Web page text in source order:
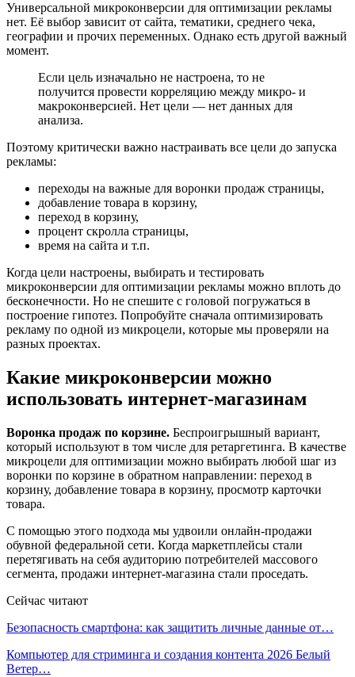
Универсальной микроконверсии для оптимизации рекламы
нет. Её выбор зависит от сайта, тематики, среднего чека,
географии и прочих переменных. Однако есть другой важный
момент.
Если цель изначально не настроена, то не
получится провести корреляцию между микро- и
макроконверсией. Нет цели — нет данных для
анализа.
Поэтому критически важно настраивать все цели до запуска
рекламы:
переходы на важные для воронки продаж страницы,
добавление товара в корзину,
переход в корзину,
процент скролла страницы,
время на сайта и т.п.
Когда цели настроены, выбирать и тестировать
микроконверсии для оптимизации рекламы можно вплоть до
бесконечности. Но не спешите с головой погружаться в
построение гипотез. Попробуйте сначала оптимизировать
рекламу по одной из микроцели, которые мы проверяли на
разных проектах.
Какие микроконверсии можно
использовать интернет-магазинам
Воронка продаж по корзине. Беспроигрышный вариант,
который используют в том числе для ретаргетинга. В качестве
микроцели для оптимизации можно выбирать любой шаг из
воронки по корзине в обратном направлении: переход в
корзину, добавление товара в корзину, просмотр карточки
товара.
С помощью этого подхода мы удвоили онлайн-продажи
обувной федеральной сети. Когда маркетплейсы стали
перетягивать на себя аудиторию потребителей массового
сегмента, продажи интернет-магазина стали проседать.
Сейчас читают
Безопасность смартфона: как защитить личные данные от…
Компьютер для стриминга и создания контента 2026 Белый
Ветер…